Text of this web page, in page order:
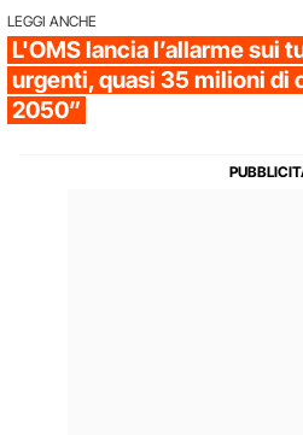
LEGGI ANCHE
L'OMS lancia l’allarme sui
urgenti, quasi 35 milioni di
2050”